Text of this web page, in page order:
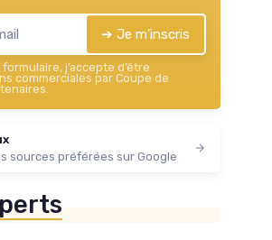
➔ Je m'inscris
j’accepte d’être
commerciales par Coupe de
sources préférées sur Google